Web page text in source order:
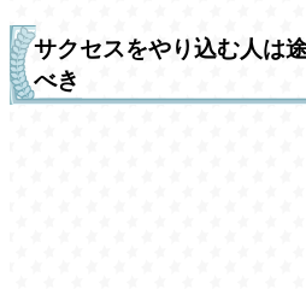
サクセスをやり込む人は
べき